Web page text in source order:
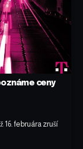
ceny
16. februára zruší